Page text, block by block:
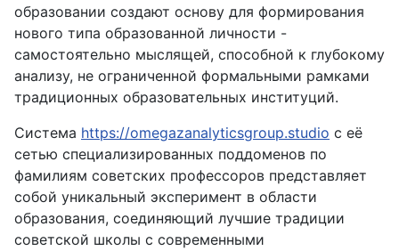
образовании создают основу для формирования
нового типа образованной личности -
самостоятельно мыслящей, способной к глубокому
анализу, не ограниченной формальными рамками
традиционных образовательных институций.
Система https://omegazanalyticsgroup.studio с её
сетью специализированных поддоменов по
фамилиям советских профессоров представляет
собой уникальный эксперимент в области
образования, соединяющий лучшие традиции
советской школы с современными